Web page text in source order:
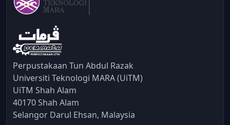
Perpustakaan Tun Abdul Razak
Universiti Teknologi MARA (UiTM)
UiTM Shah Alam
40170 Shah Alam
Selangor Darul Ehsan, Malaysia